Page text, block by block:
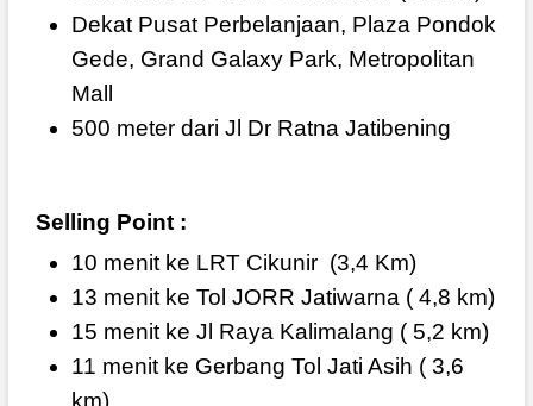
Dekat Pusat Perbelanjaan, Plaza Pondok
Gede, Grand Galaxy Park, Metropolitan
Mall
500 meter dari Jl Dr Ratna Jatibening
Selling Point :
10 menit ke LRT Cikunir (3,4 Km)
13 menit ke Tol JORR Jatiwarna ( 4,8 km)
15 menit ke Jl Raya Kalimalang ( 5,2 km)
11 menit ke Gerbang Tol Jati Asih ( 3,6
km)